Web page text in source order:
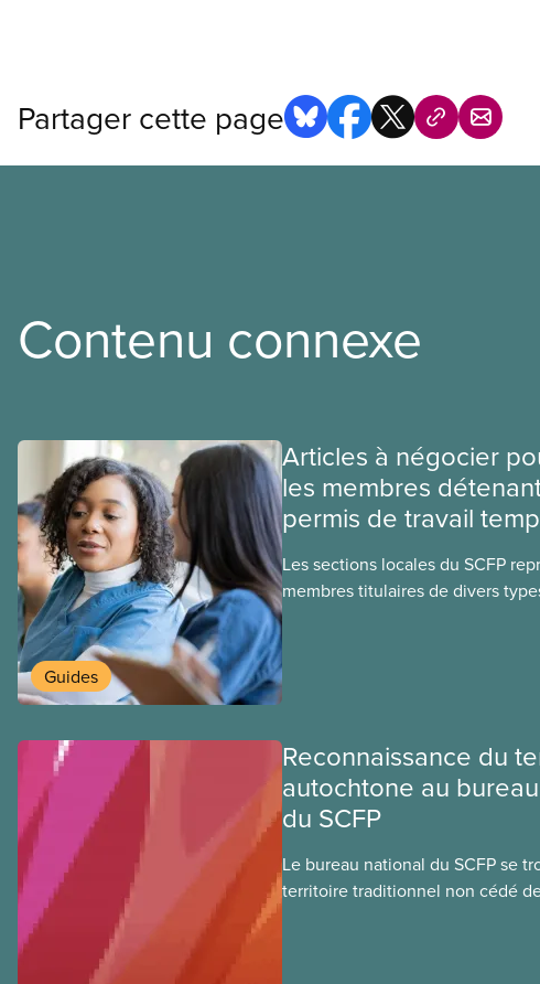
Partager cette page
Contenu connexe
Guides
Articles à négocier
les membres
permis de travail
Les sections locales du SCFP
membres titulaires de divers
Reconnaissance du
autochtone au
du SCFP
Le bureau national du SCFP se
territoire traditionnel non cédé